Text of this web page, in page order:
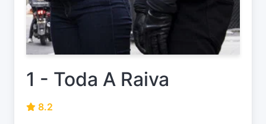
1 - Toda A Raiva
8.2